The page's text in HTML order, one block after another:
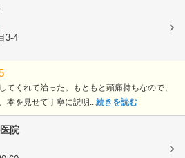
3-4
てくれて治った。もともと頭痛持ちなので、
本を見せて丁寧に説明...続きを読む
院